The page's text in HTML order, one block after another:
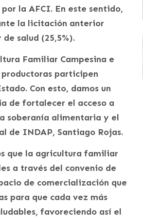
la AFCI. En este sentido,
la licitación anterior
salud (25,5%).
Familiar Campesina e
participen
Con esto, damos un
de fortalecer el acceso a
soberanía alimentaria y el
de INDAP, Santiago Rojas.
que la agricultura familiar
a través del convenio de
de comercialización que
para que cada vez más
favoreciendo así el